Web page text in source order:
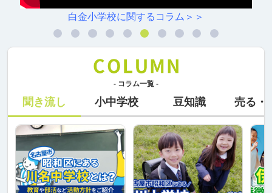
白金小学校に関するコラム＞＞
- コラム一覧 -
聞き流し 小中学校 豆知識 売る・